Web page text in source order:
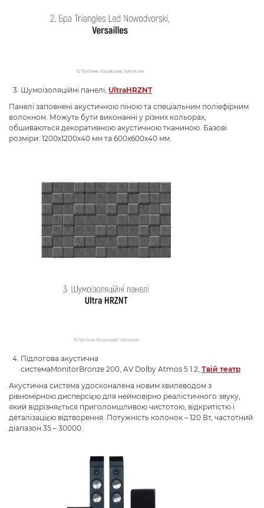
Шумоізоляційні панелі, UltraHRZNT
Панелі заповнені акустичною піною та спеціальним поліефірним
волокном. Можуть бути виконанні у різних кольорах,
обшиваються декоративною акустичною тканиною. Базові
розміри: 1200х1200х40 мм та 600х600х40 мм.
Підлогова акустична
системаMonitorBronze 200, AV Dolby Atmos 5.1.2, Твій театр
Акустична система удосконалена новим хвилеводом з
рівномірною дисперсією для неймовірно реалістичного звуку,
який відрізняється приголомшливою чистотою, відкритістю і
деталізацією відтворення. Потужність колонок – 120 Вт, частотний
діапазон 35 – 30000.